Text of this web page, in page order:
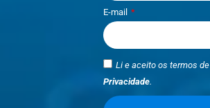
E-mail
Li e aceito os termos de
Privacidade.